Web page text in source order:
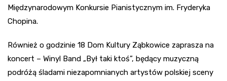
Międzynarodowym Konkursie Pianistycznym im. Fryderyka
Chopina.
Również o godzinie 18 Dom Kultury Ząbkowice zaprasza na
koncert – Winyl Band „Był taki ktoś”, będący muzyczną
podróżą śladami niezapomnianych artystów polskiej sceny